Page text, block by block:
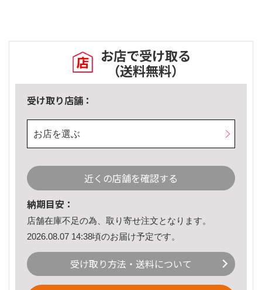
お店で受け取る
（送料無料）
受け取り店舗：
お店を選ぶ
近くの店舗を確認する
納期目安：
店舗在庫不足の為、取り寄せ注文となります。
2026.08.07 14:38頃のお届け予定です。
受け取り方法・送料について